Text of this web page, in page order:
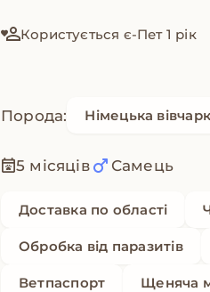
Користується є-Пет 1 рік
Порода: Німецька
5 місяців Самець
Доставка по області
Обробка від паразитів
Ветпаспорт Щеняча